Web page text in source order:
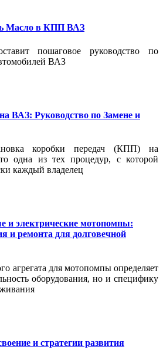
Масло в КПП ВАЗ
пошаговое руководство по
ВАЗ
ВАЗ: Руководство по Замене и
коробки передач (КПП) на
одна из тех процедур, с которой
каждый владелец
и электрические мотопомпы:
и ремонта для долговечной
агрегата для мотопомпы определяет
оборудования, но и специфику
и стратегии развития